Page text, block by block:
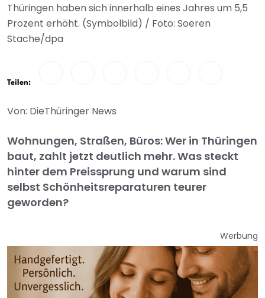
Thüringen haben sich innerhalb eines Jahres um 5,5
Prozent erhöht. (Symbolbild) / Foto: Soeren
Stache/dpa
Teilen:
Von: DieThüringer News
Wohnungen, Straßen, Büros: Wer in Thüringen
baut, zahlt jetzt deutlich mehr. Was steckt
hinter dem Preissprung und warum sind
selbst Schönheitsreparaturen teurer
geworden?
Werbung